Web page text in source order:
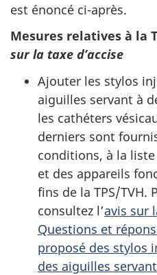
est énoncé ci-après.
Mesures relatives à la
sur la taxe d’accise
Ajouter les stylos
aiguilles servant à
les cathéters
derniers sont
conditions, à la
et des appareils
fins de la TPS/TVH.
consultez l’avis sur
Questions et
proposé des stylos
des aiguilles